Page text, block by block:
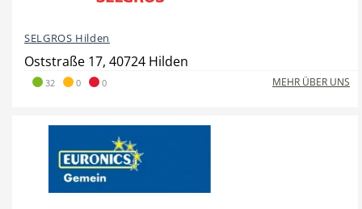
News
Beauty & Wellness
SELGROS Hilden
Oststraße 17, 40724 Hilden
32 0 0 MEHR ÜBER UNS